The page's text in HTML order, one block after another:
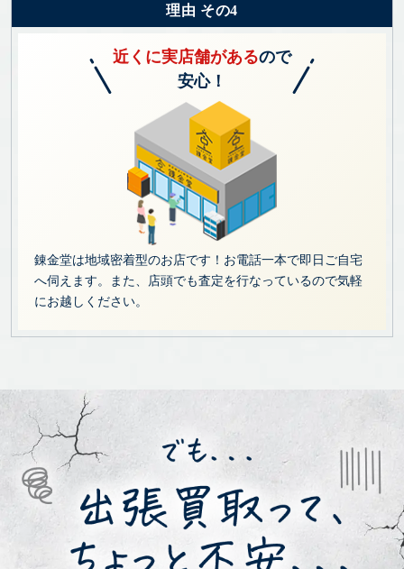
理由 その4
近くに実店舗があるので
安心！
錬金堂は地域密着型のお店です！お電話一本で即日ご自宅
へ伺えます。また、店頭でも査定を行なっているので気軽
にお越しください。